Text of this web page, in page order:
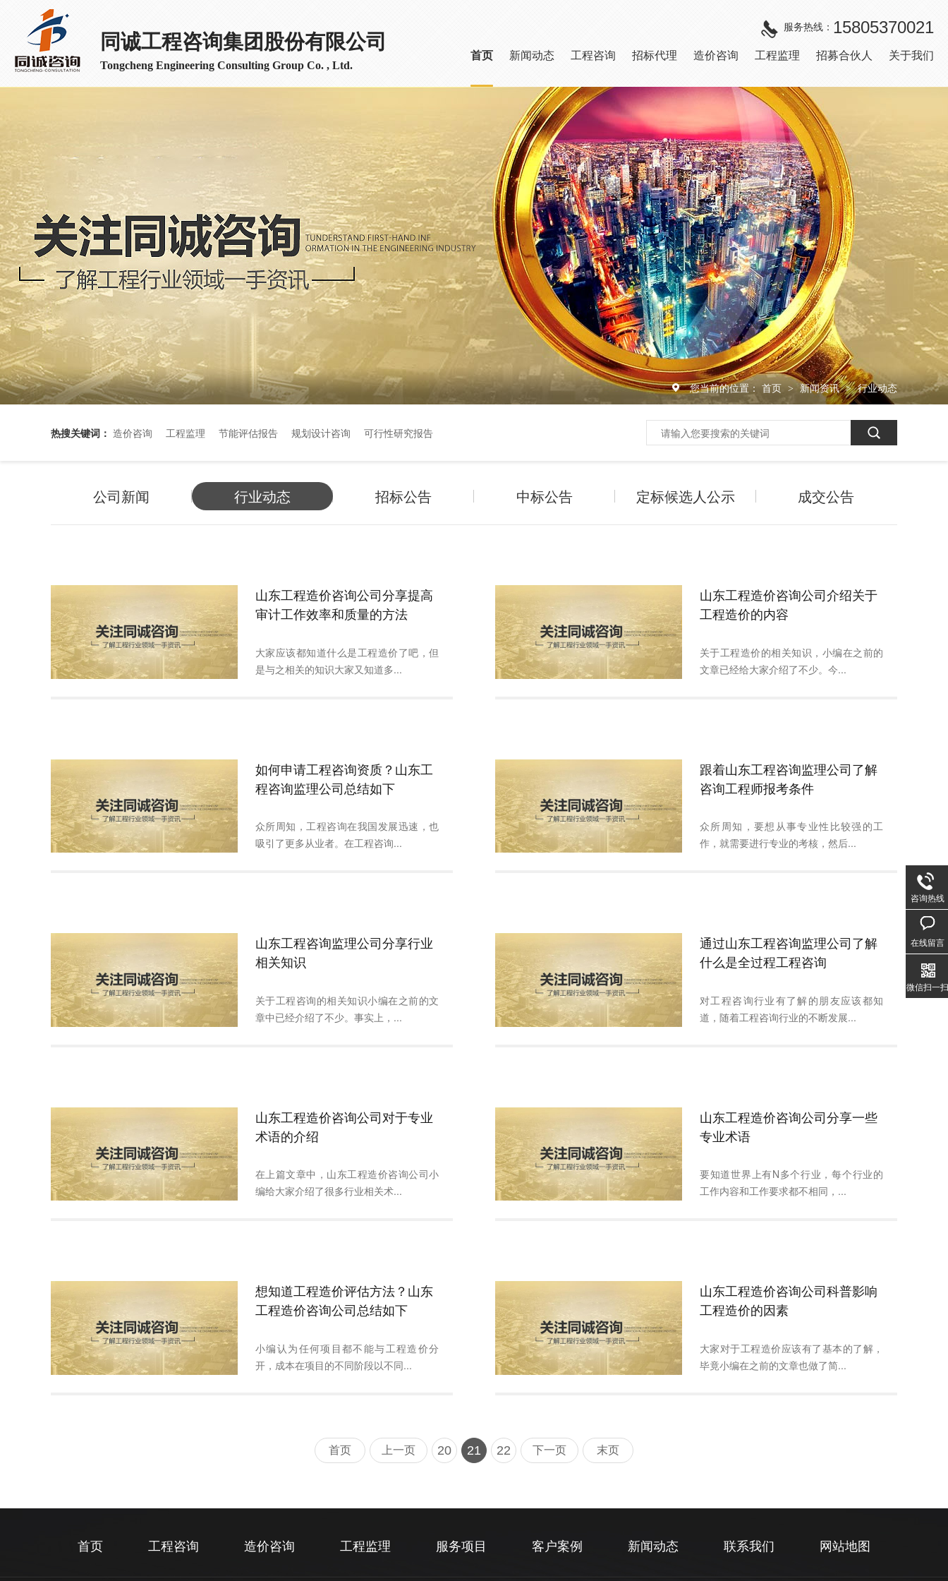
同诚工程咨询集团股份有限公司
Tongcheng Engineering Consulting Group Co. , Ltd.
服务热线： 15805370021
首页 新闻动态 工程咨询 招标代理 造价咨询 工程监理 招募合伙人 关于我们
您当前的位置： 首页 > 新闻资讯 > 行业动态
热搜关键词： 造价咨询 工程监理 节能评估报告 规划设计咨询 可行性研究报告
公司新闻 行业动态 招标公告 中标公告 定标候选人公示 成交公告
山东工程造价咨询公司分享提高
审计工作效率和质量的方法
大家应该都知道什么是工程造价了吧，但
是与之相关的知识大家又知道多...
山东工程造价咨询公司介绍关于
工程造价的内容
关于工程造价的相关知识，小编在之前的
文章已经给大家介绍了不少。今...
如何申请工程咨询资质？山东工
程咨询监理公司总结如下
众所周知，工程咨询在我国发展迅速，也
吸引了更多从业者。在工程咨询...
跟着山东工程咨询监理公司了解
咨询工程师报考条件
众所周知，要想从事专业性比较强的工
作，就需要进行专业的考核，然后...
山东工程咨询监理公司分享行业
相关知识
关于工程咨询的相关知识小编在之前的文
章中已经介绍了不少。事实上，...
通过山东工程咨询监理公司了解
什么是全过程工程咨询
对工程咨询行业有了解的朋友应该都知
道，随着工程咨询行业的不断发展...
山东工程造价咨询公司对于专业
术语的介绍
在上篇文章中，山东工程造价咨询公司小
编给大家介绍了很多行业相关术...
山东工程造价咨询公司分享一些
专业术语
要知道世界上有N多个行业，每个行业的
工作内容和工作要求都不相同，...
想知道工程造价评估方法？山东
工程造价咨询公司总结如下
小编认为任何项目都不能与工程造价分
开，成本在项目的不同阶段以不同...
山东工程造价咨询公司科普影响
工程造价的因素
大家对于工程造价应该有了基本的了解，
毕竟小编在之前的文章也做了简...
首页 上一页 20 21 22 下一页 末页
首页 工程咨询 造价咨询 工程监理 服务项目 客户案例 新闻动态 联系我们 网站地图
咨询热线
在线留言
微信扫一扫